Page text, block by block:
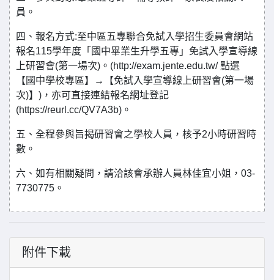
員。
四、報名方式:至中區五專聯合免試入學招生委員會網站
報名115學年度「國中畢業生升學五專」免試入學宣導線
上研習會(第一場次)。(http://exam.jente.edu.tw/ 點選
【國中學校專區】→【免試入學宣導線上研習會(第一場
次)】)，亦可直接連結報名網址登記
(https://reurl.cc/QV7A3b)。
五、全程參與旨揭研習會之學校人員，核予2小時研習時
數。
六、如有相關疑問，請洽該會承辦人員林佳宜小姐，03-
7730775。
附件下載